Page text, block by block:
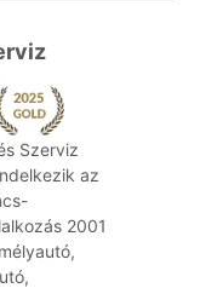
Szerviz
az
2001